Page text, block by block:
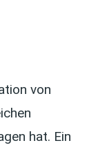
von
hat. Ein